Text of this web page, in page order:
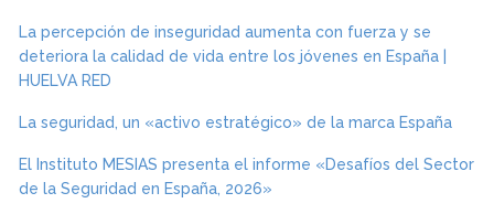
La percepción de inseguridad aumenta con fuerza y se
deteriora la calidad de vida entre los jóvenes en España |
HUELVA RED
La seguridad, un «activo estratégico» de la marca España
El Instituto MESIAS presenta el informe «Desafíos del Sector
de la Seguridad en España, 2026»